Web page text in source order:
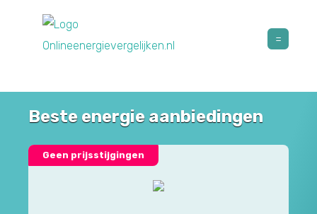
Beste energie aanbiedingen
Geen prijsstijgingen